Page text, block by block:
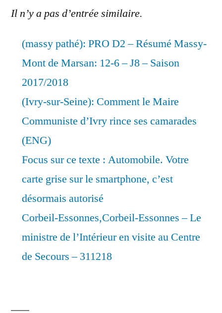
Il n’y a pas d’entrée similaire.
(massy pathé): PRO D2 – Résumé Massy-
Mont de Marsan: 12-6 – J8 – Saison
2017/2018
(Ivry-sur-Seine): Comment le Maire
Communiste d’Ivry rince ses camarades
(ENG)
Focus sur ce texte : Automobile. Votre
carte grise sur le smartphone, c’est
désormais autorisé
Corbeil-Essonnes,Corbeil-Essonnes – Le
ministre de l’Intérieur en visite au Centre
de Secours – 311218